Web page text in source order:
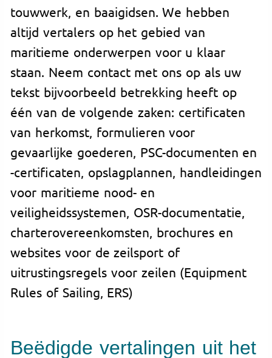
touwwerk, en baaigidsen. We hebben
altijd vertalers op het gebied van
maritieme onderwerpen voor u klaar
staan. Neem contact met ons op als uw
tekst bijvoorbeeld betrekking heeft op
één van de volgende zaken: certificaten
van herkomst, formulieren voor
gevaarlijke goederen, PSC-documenten en
-certificaten, opslagplannen, handleidingen
voor maritieme nood- en
veiligheidssystemen, OSR-documentatie,
charterovereenkomsten, brochures en
websites voor de zeilsport of
uitrustingsregels voor zeilen (Equipment
Rules of Sailing, ERS)
Beëdigde vertalingen uit het